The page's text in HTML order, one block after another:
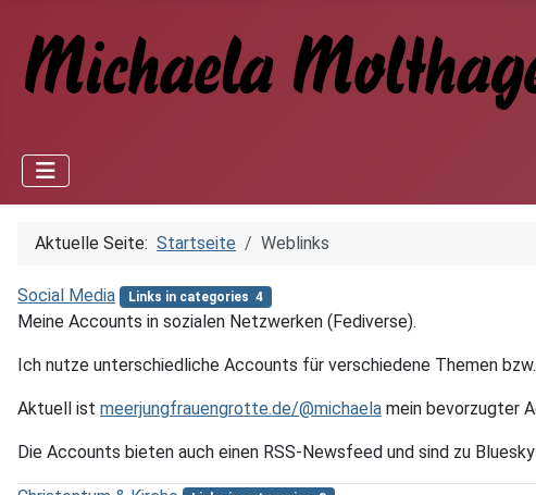
Aktuelle Seite: Startseite Weblinks
Social Media Links in categories 4
Meine Accounts in sozialen Netzwerken (Fediverse).
Ich nutze unterschiedliche Accounts für verschiedene Themen
Aktuell ist meerjungfrauengrotte.de/@michaela mein bevorzugter
Die Accounts bieten auch einen RSS-Newsfeed und sind zu